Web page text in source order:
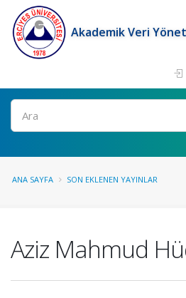
Akademik Veri
Ara
ANA SAYFA SON EKLENEN YAYINLAR
Aziz Mahmud